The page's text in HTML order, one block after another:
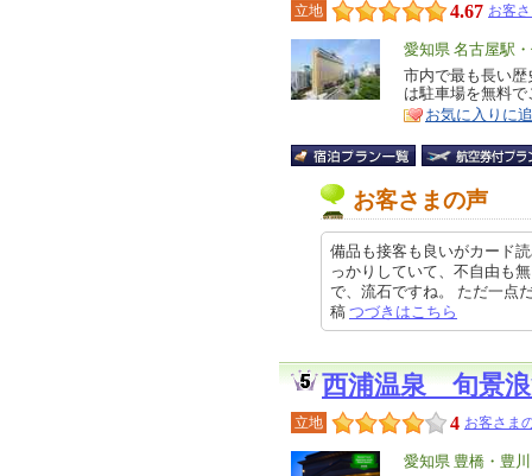
立地 4.67 お客
エ
リ
ア
愛知県 名古屋駅
特
徴
市内で最も長い
は駐車場を無料
お気に入りに
お客さまの声
備品も接客も良いがカード
っかりしていて、不自由も
で、流石ですね。 ただ一点
稿 つづきはこちら
西浦温泉 旬景
立地 4 お客さま
エ
愛知県 豊橋・豊